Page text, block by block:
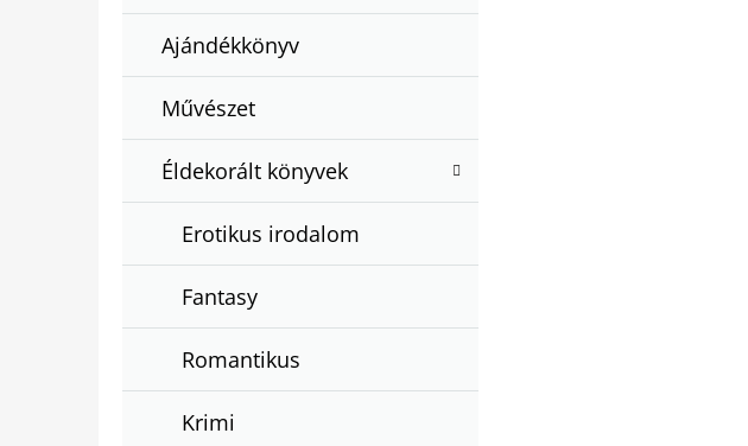
Ajándékkönyv
Művészet
Éldekorált könyvek
Erotikus irodalom
Fantasy
Romantikus
Krimi